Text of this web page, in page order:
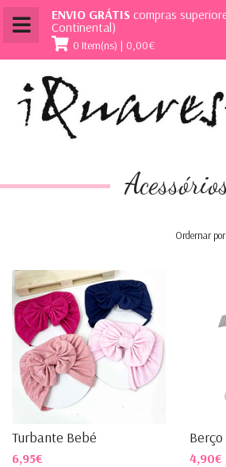
ENVIO GRÁTIS compras
Continental)
0 Item(ns) | 0,00€
Ordernar por:
Turbante Bebé
6,95€ 4,90€